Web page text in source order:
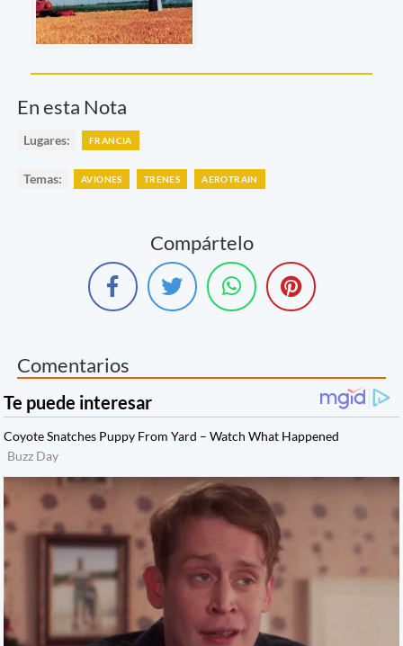
En esta Nota
Lugares: FRANCIA
Temas: AVIONES TRENES AEROTRAIN
Compártelo
Comentarios